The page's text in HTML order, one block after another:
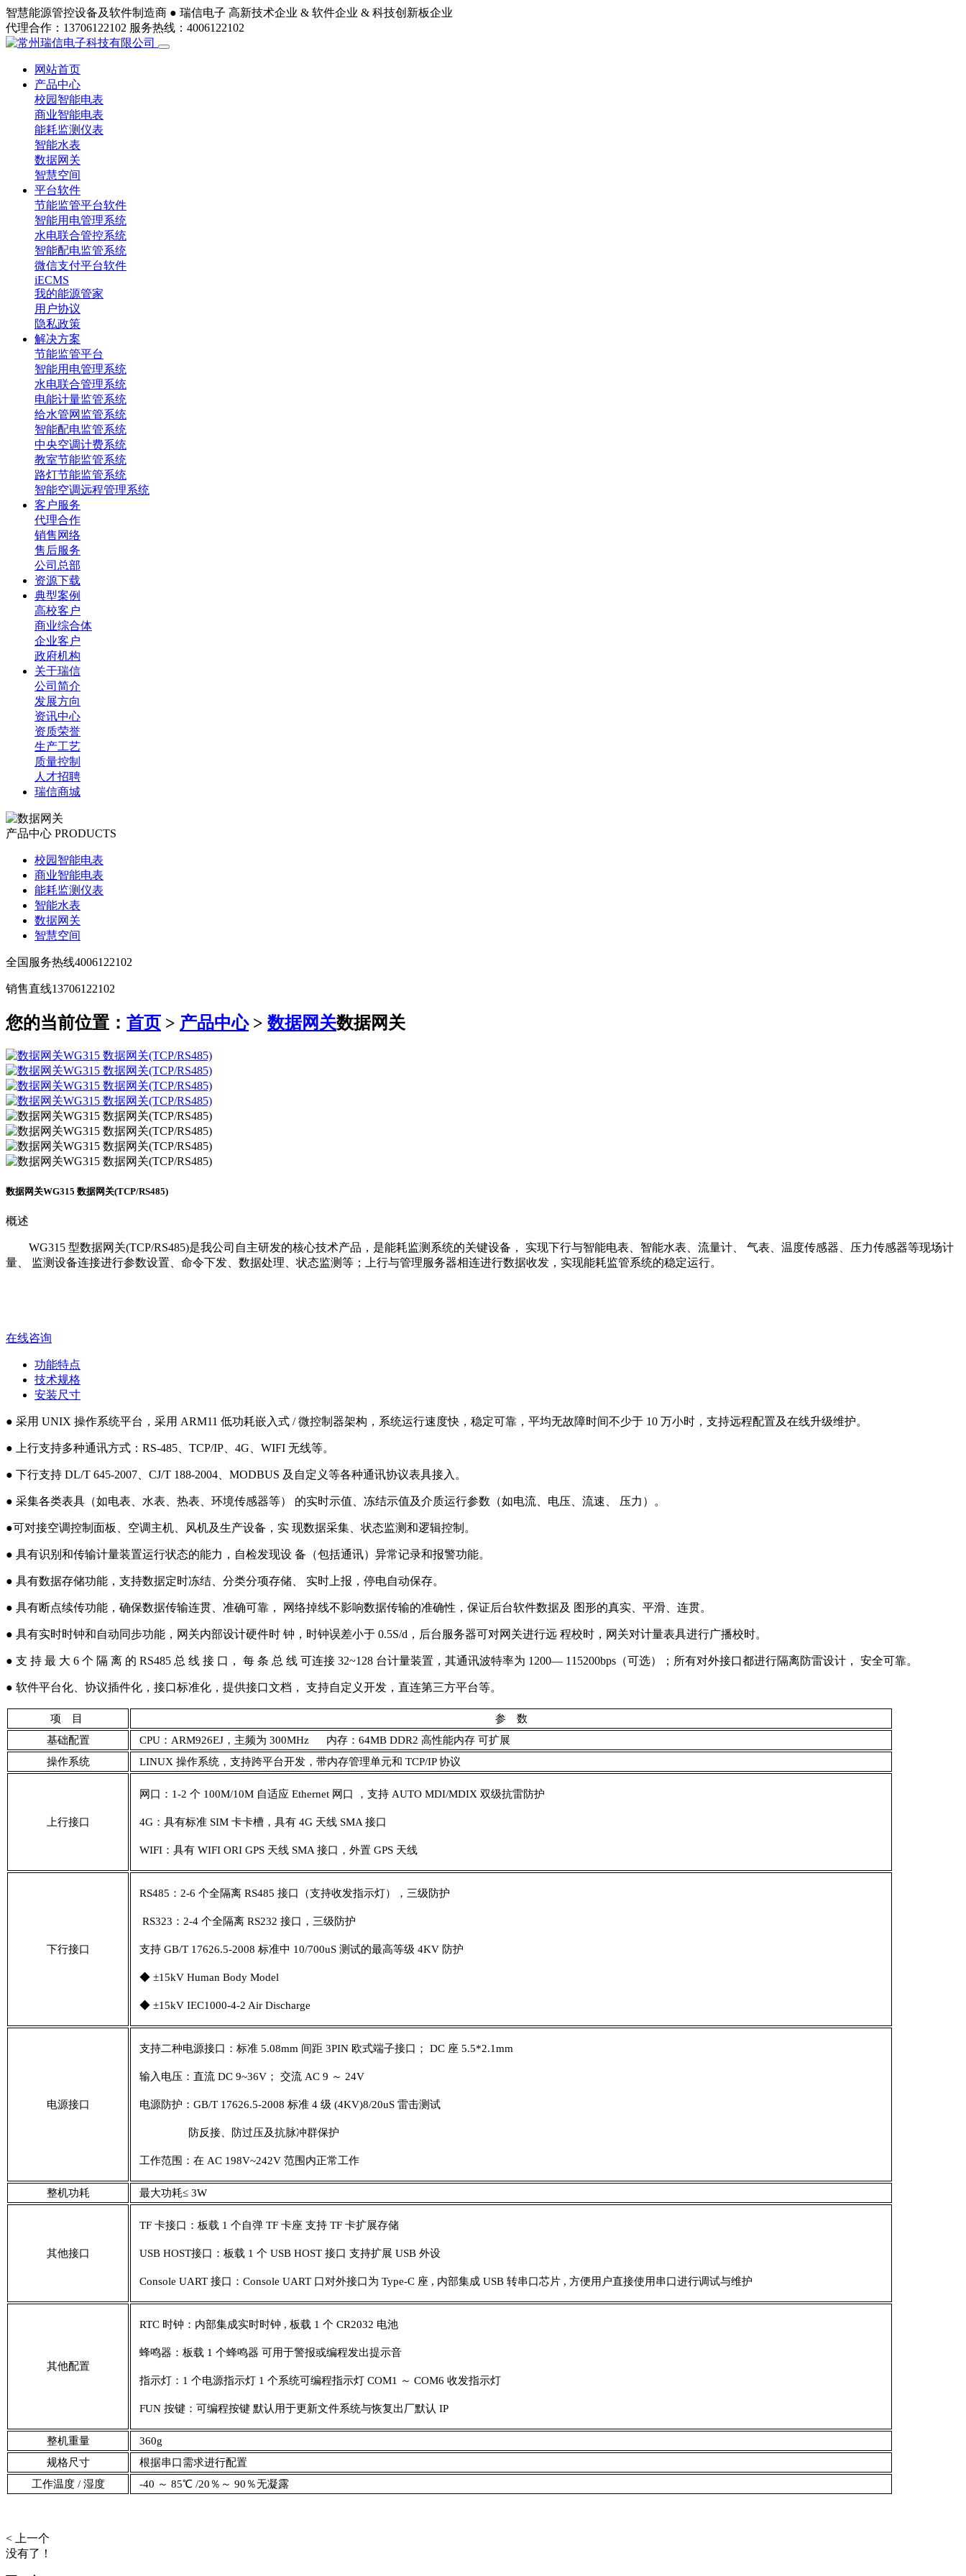
智慧能源管控设备及软件制造商 ● 瑞信电子 高新技术企业 & 软件企业 & 科技创新板企业
代理合作：13706122102 服务热线：4006122102
网站首页
产品中心
校园智能电表
商业智能电表
能耗监测仪表
智能水表
数据网关
智慧空间
平台软件
节能监管平台软件
智能用电管理系统
水电联合管控系统
智能配电监管系统
微信支付平台软件
iECMS
我的能源管家
用户协议
隐私政策
解决方案
节能监管平台
智能用电管理系统
水电联合管理系统
电能计量监管系统
给水管网监管系统
智能配电监管系统
中央空调计费系统
教室节能监管系统
路灯节能监管系统
智能空调远程管理系统
客户服务
代理合作
销售网络
售后服务
公司总部
资源下载
典型案例
高校客户
商业综合体
企业客户
政府机构
关于瑞信
公司简介
发展方向
资讯中心
资质荣誉
生产工艺
质量控制
人才招聘
瑞信商城
产品中心 PRODUCTS
校园智能电表
商业智能电表
能耗监测仪表
智能水表
数据网关
智慧空间
全国服务热线4006122102
销售直线13706122102
您的当前位置： 首页 > 产品中心> 数据网关数据网关
数据网关WG315 数据网关(TCP/RS485)
概述
WG315 型数据网关(TCP/RS485)是我公司自主研发的核心技术产品，是能耗监测系统的关键设备， 实现下行与智能电表、智能水表、流量计、 气表、温度传感器、压力传感器等现场计
量、 监测设备连接进行参数设置、命令下发、数据处理、状态监测等；上行与管理服务器相连进行数据收发，实现能耗监管系统的稳定运行。
在线咨询
功能特点
技术规格
安装尺寸
● 采用 UNIX 操作系统平台，采用 ARM11 低功耗嵌入式 / 微控制器架构，系统运行速度快，稳定可靠，平均无故障时间不少于 10 万小时，支持远程配置及在线升级维护。
● 上行支持多种通讯方式：RS-485、TCP/IP、4G、WIFI 无线等。
● 下行支持 DL/T 645-2007、CJ/T 188-2004、MODBUS 及自定义等各种通讯协议表具接入。
● 采集各类表具（如电表、水表、热表、环境传感器等） 的实时示值、冻结示值及介质运行参数（如电流、电压、流速、 压力）。
●可对接空调控制面板、空调主机、风机及生产设备，实 现数据采集、状态监测和逻辑控制。
● 具有识别和传输计量装置运行状态的能力，自检发现设 备（包括通讯）异常记录和报警功能。
● 具有数据存储功能，支持数据定时冻结、分类分项存储、 实时上报，停电自动保存。
● 具有断点续传功能，确保数据传输连贯、准确可靠， 网络掉线不影响数据传输的准确性，保证后台软件数据及 图形的真实、平滑、连贯。
● 具有实时时钟和自动同步功能，网关内部设计硬件时 钟，时钟误差小于 0.5S/d，后台服务器可对网关进行远 程校时，网关对计量表具进行广播校时。
● 支 持 最 大 6 个 隔 离 的 RS485 总 线 接 口， 每 条 总 线 可连接 32~128 台计量装置，其通讯波特率为 1200— 115200bps（可选）；所有对外接口都进行隔离防雷设计， 安全可靠。
● 软件平台化、协议插件化，接口标准化，提供接口文档， 支持自定义开发，直连第三方平台等。
项 目
参 数
基础配置
CPU：ARM926EJ，主频为 300MHz 内存：64MB DDR2 高性能内存 可扩展
操作系统
LINUX 操作系统，支持跨平台开发，带内存管理单元和 TCP/IP 协议
上行接口
网口：1-2 个 100M/10M 自适应 Ethernet 网口 ，支持 AUTO MDI/MDIX 双级抗雷防护
4G：具有标准 SIM 卡卡槽，具有 4G 天线 SMA 接口
WIFI：具有 WIFI ORI GPS 天线 SMA 接口，外置 GPS 天线
下行接口
RS485：2-6 个全隔离 RS485 接口（支持收发指示灯），三级防护
RS323：2-4 个全隔离 RS232 接口，三级防护
支持 GB/T 17626.5-2008 标准中 10/700uS 测试的最高等级 4KV 防护
◆ ±15kV Human Body Model
◆ ±15kV IEC1000-4-2 Air Discharge
电源接口
支持二种电源接口：标准 5.08mm 间距 3PIN 欧式端子接口； DC 座 5.5*2.1mm
输入电压：直流 DC 9~36V； 交流 AC 9 ～ 24V
电源防护：GB/T 17626.5-2008 标准 4 级 (4KV)8/20uS 雷击测试
防反接、防过压及抗脉冲群保护
工作范围：在 AC 198V~242V 范围内正常工作
整机功耗 最大功耗≤ 3W
其他接口
TF 卡接口：板载 1 个自弹 TF 卡座 支持 TF 卡扩展存储
USB HOST接口：板载 1 个 USB HOST 接口 支持扩展 USB 外设
Console UART 接口：Console UART 口对外接口为 Type-C 座 , 内部集成 USB 转串口芯片 , 方便用户直接使用串口进行调试与维护
其他配置
RTC 时钟：内部集成实时时钟 , 板载 1 个 CR2032 电池
蜂鸣器：板载 1 个蜂鸣器 可用于警报或编程发出提示音
指示灯：1 个电源指示灯 1 个系统可编程指示灯 COM1 ～ COM6 收发指示灯
FUN 按键：可编程按键 默认用于更新文件系统与恢复出厂默认 IP
整机重量
360g
规格尺寸
根据串口需求进行配置
工作温度 / 湿度
-40 ～ 85℃ /20％～ 90％无凝露
< 上一个
没有了！